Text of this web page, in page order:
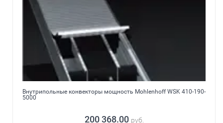
Внутрипольные конвекторы мощность Mohlenhoff WSK 410-190-
5000
200 368.00 руб.